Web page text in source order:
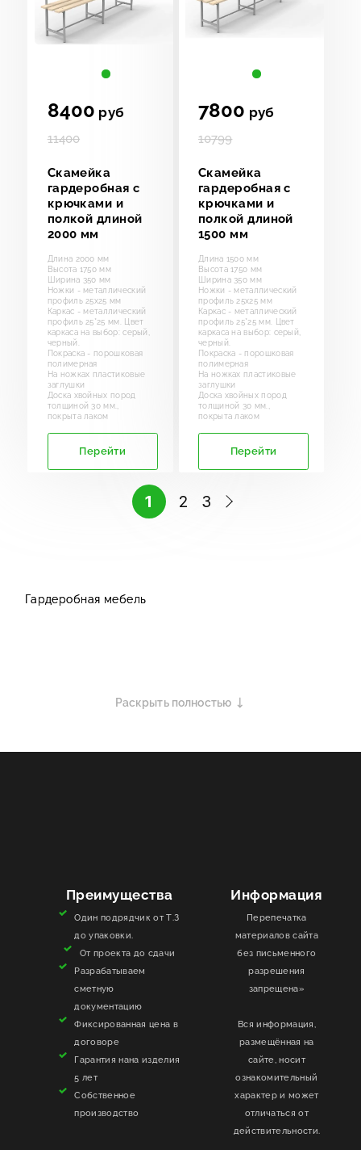
8400 руб
11400
Скамейка
гардеробная с
крючками и
полкой длиной
2000 мм
Длина 2000 мм
Высота 1750 мм
Ширина 350 мм
Ножки - металлический
профиль 25х25 мм
Каркас - металлический
профиль 25*25 мм. Цвет
каркаса на выбор: серый,
черный.
Покраска - порошковая
полимерная
На ножках пластиковые
заглушки
Доска хвойных пород
толщиной 30 мм.,
покрыта лаком
Перейти
7800 руб
10799
Скамейка
гардеробная с
крючками и
полкой длиной
1500 мм
Длина 1500 мм
Высота 1750 мм
Ширина 350 мм
Ножки - металлический
профиль 25х25 мм
Каркас - металлический
профиль 25*25 мм. Цвет
каркаса на выбор: серый,
черный.
Покраска - порошковая
полимерная
На ножках пластиковые
заглушки
Доска хвойных пород
толщиной 30 мм.,
покрыта лаком
Перейти
1 2 3
Гардеробная мебель
Раскрыть полностью
Преимущества
Один подрядчик от Т.З
до упаковки.
От проекта до сдачи
Разрабатываем
сметную
документацию
Фиксированная цена в
договоре
Гарантия нана изделия
5 лет
Собственное
производство
Информация
Перепечатка
материалов сайта
без письменного
разрешения
запрещена»
Вся информация,
размещённая на
сайте, носит
ознакомительный
характер и может
отличаться от
действительности.